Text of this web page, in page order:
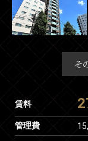
そ
賃料
管理費